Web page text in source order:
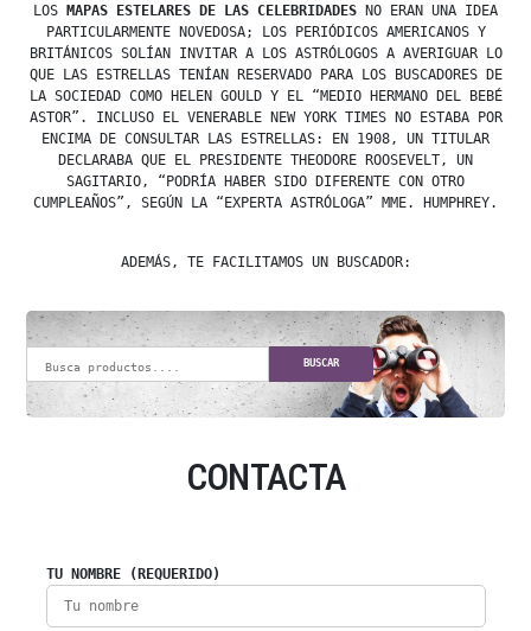
LOS MAPAS ESTELARES DE LAS CELEBRIDADES NO ERAN UNA IDEA
PARTICULARMENTE NOVEDOSA; LOS PERIÓDICOS AMERICANOS Y
BRITÁNICOS SOLÍAN INVITAR A LOS ASTRÓLOGOS A AVERIGUAR LO
QUE LAS ESTRELLAS TENÍAN RESERVADO PARA LOS BUSCADORES DE
LA SOCIEDAD COMO HELEN GOULD Y EL “MEDIO HERMANO DEL BEBÉ
ASTOR”. INCLUSO EL VENERABLE NEW YORK TIMES NO ESTABA POR
ENCIMA DE CONSULTAR LAS ESTRELLAS: EN 1908, UN TITULAR
DECLARABA QUE EL PRESIDENTE THEODORE ROOSEVELT, UN
SAGITARIO, “PODRÍA HABER SIDO DIFERENTE CON OTRO
CUMPLEAÑOS”, SEGÚN LA “EXPERTA ASTRÓLOGA” MME. HUMPHREY.
ADEMÁS, TE FACILITAMOS UN BUSCADOR:
BUSCAR
CONTACTA
TU NOMBRE (REQUERIDO)